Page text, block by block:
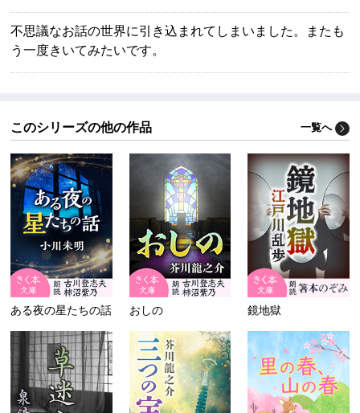
不思議なお話の世界に引き込まれてしまいました。またも
う一度きいてみたいです。
このシリーズの他の作品 一覧へ
ある夜の星たちの話 おしの 鏡地獄